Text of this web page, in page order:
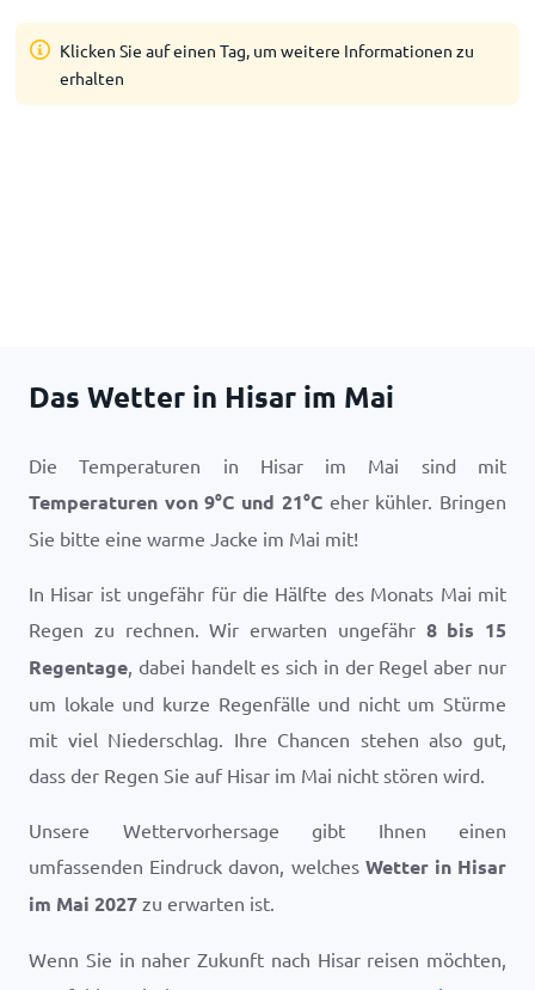
Klicken Sie auf einen Tag, um weitere Informationen zu
erhalten
Das Wetter in Hisar im Mai
Die Temperaturen in Hisar im Mai sind mit
Temperaturen von9°C und 21°Ceher kühler. Bringen
Sie bitte eine warme Jacke im Mai mit!
In Hisar ist ungefähr für die Hälfte des Monats Mai mit
Regen zu rechnen. Wir erwarten ungefähr 8 bis 15
Regentage, dabei handelt es sich in der Regel aber nur
um lokale und kurze Regenfälle und nicht um Stürme
mit viel Niederschlag. Ihre Chancen stehen also gut,
dass der Regen Sie auf Hisar im Mai nicht stören wird.
Unsere Wettervorhersage gibt Ihnen einen
umfassenden Eindruck davon, welches Wetter in Hisar
im Mai 2027 zu erwarten ist.
Wenn Sie in naher Zukunft nach Hisar reisen möchten,